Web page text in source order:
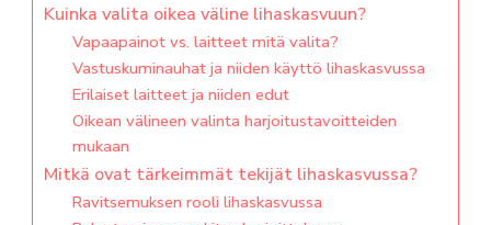
Kuinka valita oikea väline lihaskasvuun?
Vapaapainot vs. laitteet mitä valita?
Vastuskuminauhat ja niiden käyttö lihaskasvussa
Erilaiset laitteet ja niiden edut
Oikean välineen valinta harjoitustavoitteiden
mukaan
Mitkä ovat tärkeimmät tekijät lihaskasvussa?
Ravitsemuksen rooli lihaskasvussa